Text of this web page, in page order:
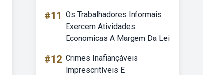
#11 Os Trabalhadores Informais
Exercem Atividades
Economicas A Margem Da Lei
#12 Crimes Inafiançáveis
Imprescritíveis E